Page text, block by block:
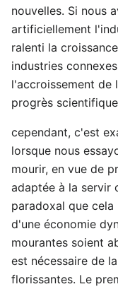
nouvelles. Si nous
artificiellement
ralenti la
industries
l'accroissement de
progrès
cependant, c'est
lorsque nous
mourir, en vue de
adaptée à la servir
paradoxal que
d'une économie
mourantes soient
est nécessaire de
florissantes. Le